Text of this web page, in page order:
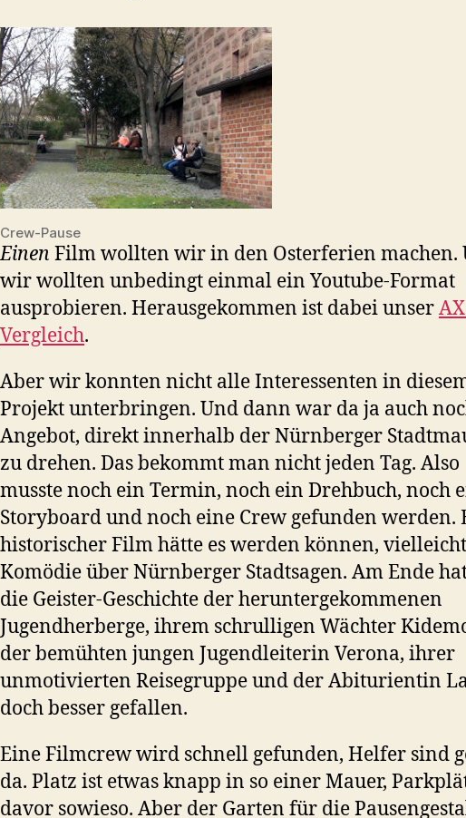
Crew-Pause
Einen Film wollten wir in den Osterferien machen.
wir wollten unbedingt einmal ein Youtube-Format
ausprobieren. Herausgekommen ist dabei unser
Vergleich.
Aber wir konnten nicht alle Interessenten in
Projekt unterbringen. Und dann war da ja auch
Angebot, direkt innerhalb der Nürnberger
zu drehen. Das bekommt man nicht jeden Tag. Also
musste noch ein Termin, noch ein Drehbuch, noch
Storyboard und noch eine Crew gefunden werden.
historischer Film hätte es werden können,
Komödie über Nürnberger Stadtsagen. Am Ende
die Geister-Geschichte der heruntergekommenen
Jugendherberge, ihrem schrulligen Wächter
der bemühten jungen Jugendleiterin Verona, ihrer
unmotivierten Reisegruppe und der Abiturientin
doch besser gefallen.
Eine Filmcrew wird schnell gefunden, Helfer sind
da. Platz ist etwas knapp in so einer Mauer,
davor sowieso. Aber der Garten für die